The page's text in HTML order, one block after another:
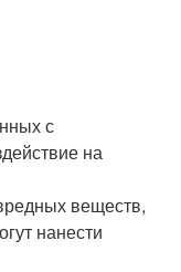
с
на
веществ,
нанести